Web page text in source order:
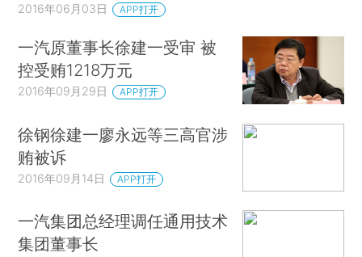
2016年06月03日 APP打开
一汽原董事长徐建一受审 被
控受贿1218万元
2016年09月29日 APP打开
徐钢徐建一廖永远等三高官涉
贿被诉
2016年09月14日 APP打开
一汽集团总经理调任通用技术
集团董事长